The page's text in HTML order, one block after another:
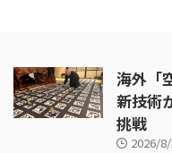
海外「
新技術
挑戦
2026/